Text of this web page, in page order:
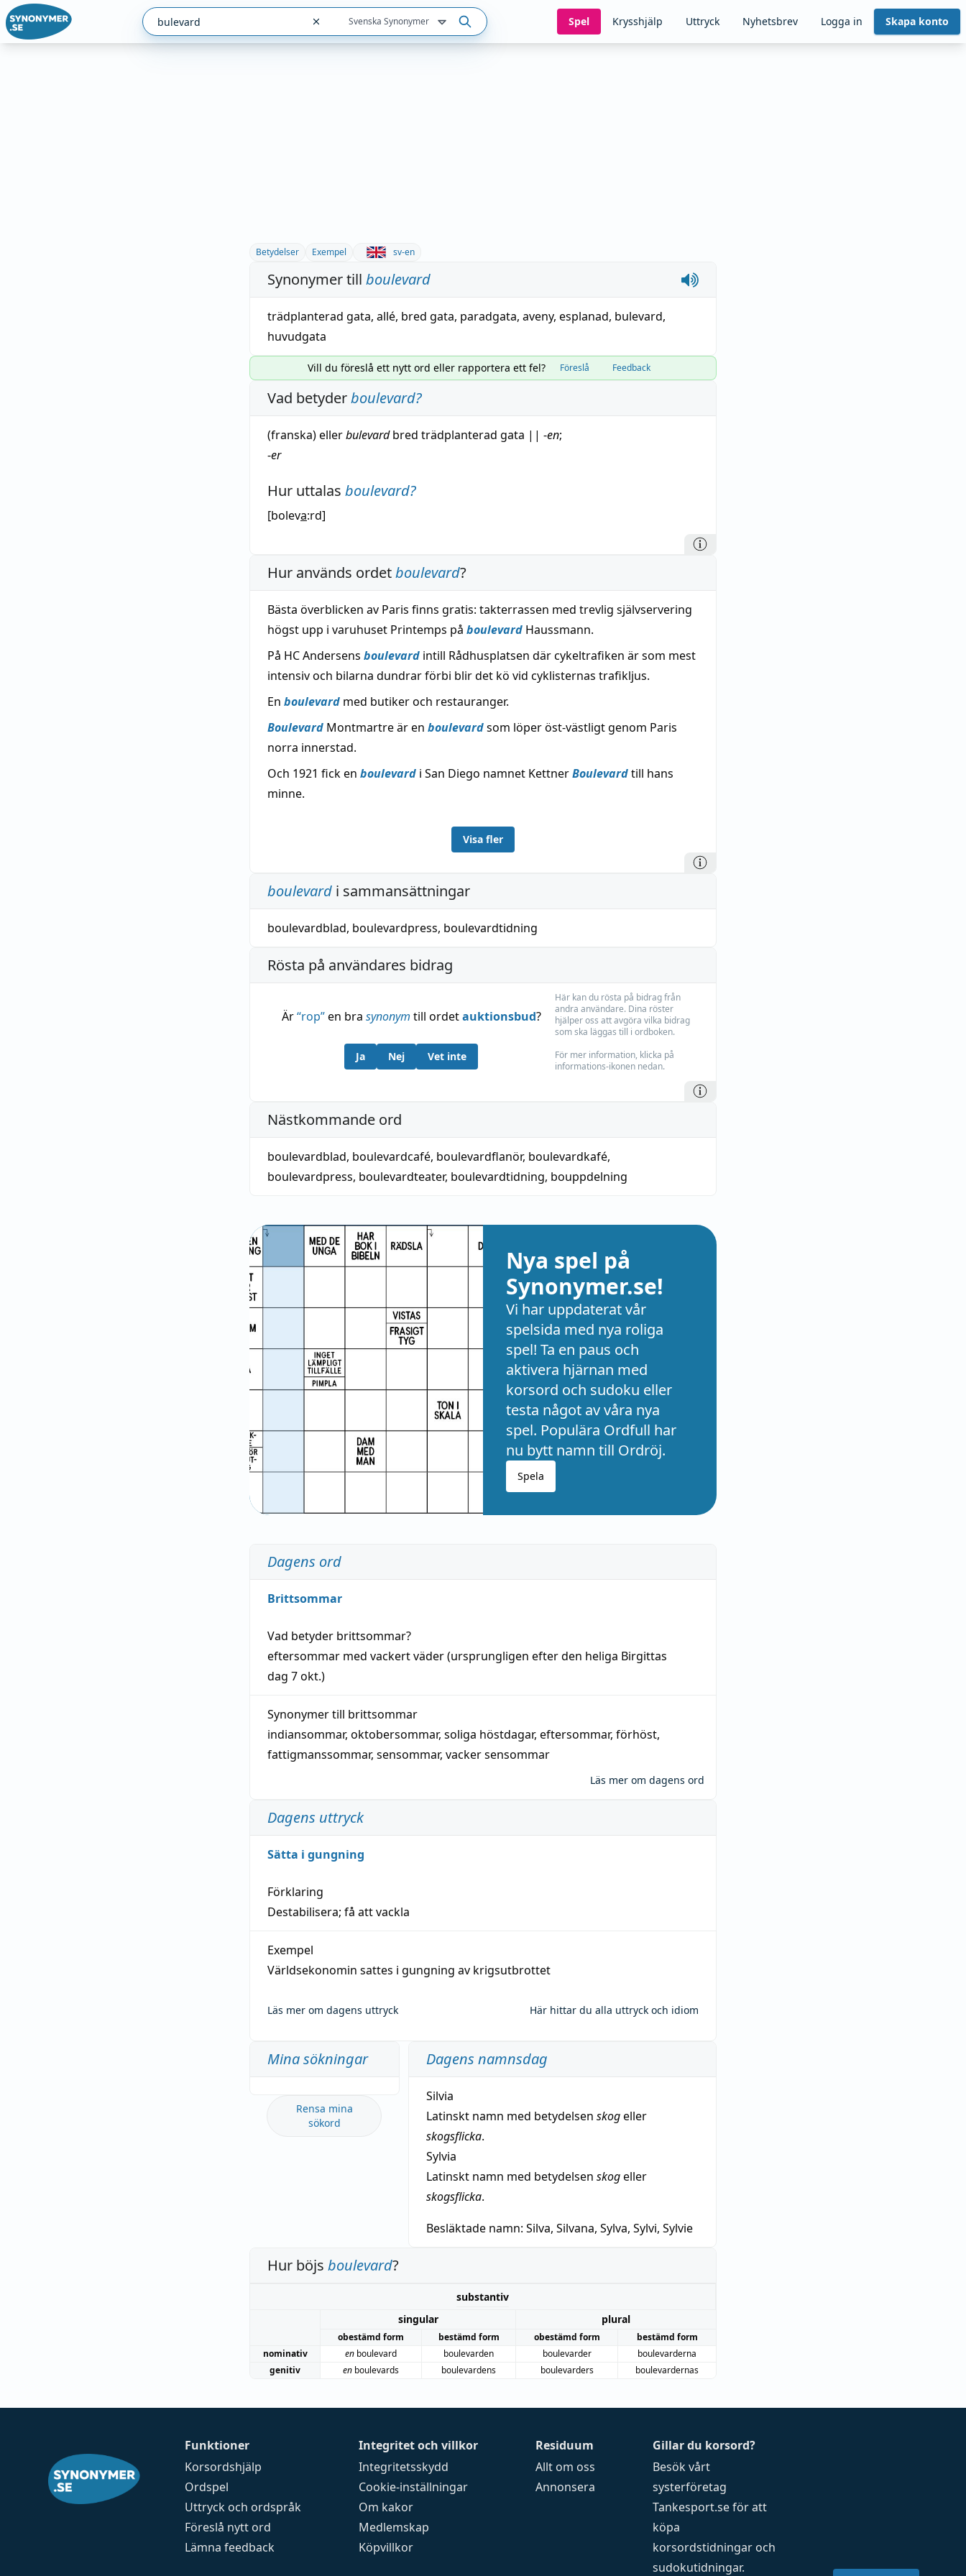
Svenska Synonymer Spel Krysshjälp Uttryck Nyhetsbrev Logga in Skapa konto
Betydelser Exempel sv-en
Synonymer till boulevard
trädplanterad gata, allé, bred gata, paradgata, aveny, esplanad, bulevard,
huvudgata
Vill du föreslå ett nytt ord eller rapportera ett fel? Föreslå Feedback
Vad betyderboulevard?
(franska) ellerbulevard bred trädplanterad gata || -en;
-er
Hur uttalas boulevard?
[boleva:rd]
Hur används ordetboulevard?
Bästa överblicken av Paris finns gratis: takterrassen med trevlig självservering
högst upp i varuhuset Printemps på boulevard Haussmann.
På HC Andersens boulevard intill Rådhusplatsen där cykeltrafiken är som mest
intensiv och bilarna dundrar förbi blir det kö vid cyklisternas trafikljus.
En boulevard med butiker och restauranger.
Boulevard Montmartre är en boulevardsom löper öst-västligt genom Paris
norra innerstad.
Och 1921 fick en boulevard i San Diego namnet KettnerBoulevardtill hans
minne.
Visa fler
boulevard i sammansättningar
boulevardblad, boulevardpress, boulevardtidning
Rösta på användares bidrag
Är“rop”en bra synonym till ordetauktionsbud?
Ja Nej Vet inte
Här kan du rösta på bidrag från
andra användare. Dina röster
hjälper oss att avgöra vilka bidrag
som ska läggas till i ordboken.
För mer information, klicka på
informations-ikonen nedan.
Nästkommande ord
boulevardblad, boulevardcafé, boulevardflanör, boulevardkafé,
boulevardpress, boulevardteater, boulevardtidning, bouppdelning
Nya spel på
Synonymer.se!
Vi har uppdaterat vår
spelsida med nya roliga
spel! Ta en paus och
aktivera hjärnan med
korsord och sudoku eller
testa något av våra nya
spel. Populära Ordfull har
nu bytt namn till Ordröj.
Spela
Dagens ord
Brittsommar
Vad betyder brittsommar?
eftersommar med vackertväder(ursprungligen efter den heliga Birgittas
dag 7 okt.)
Synonymer till brittsommar
indiansommar, oktobersommar, soliga höstdagar, eftersommar, förhöst,
fattigmanssommar, sensommar, vacker sensommar
Läs mer om dagens ord
Dagens uttryck
Sätta i gungning
Förklaring
Destabilisera; få att vackla
Exempel
Världsekonomin sattes i gungning av krigsutbrottet
Läs mer om dagens uttryck Här hittar du alla uttryck och idiom
Mina sökningar
Rensa mina
sökord
Dagens namnsdag
Silvia
Latinskt namn med betydelsen skogeller
skogsflicka.
Sylvia
Latinskt namn med betydelsen skogeller
skogsflicka.
Besläktade namn: Silva, Silvana, Sylva, Sylvi, Sylvie
Hur böjs boulevard?
substantiv
singular
plural
obestämd form bestämd form obestämd form
bestämd form
nominativ
en boulevard boulevarden boulevarder
boulevarderna
genitiv
en boulevards boulevardens boulevarders boulevardernas
Funktioner
Korsordshjälp
Ordspel
Uttryck och ordspråk
Föreslå nytt ord
Lämna feedback
Integritet och villkor
Integritetsskydd
Cookie-inställningar
Om kakor
Medlemskap
Köpvillkor
Residuum
Allt om oss
Annonsera
Gillar du korsord?
Besök vårt
systerföretag
Tankesport.seför att
köpa
korsordstidningar och
sudokutidningar.